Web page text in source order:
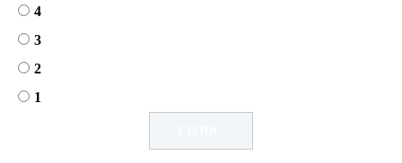
4
3
2
1